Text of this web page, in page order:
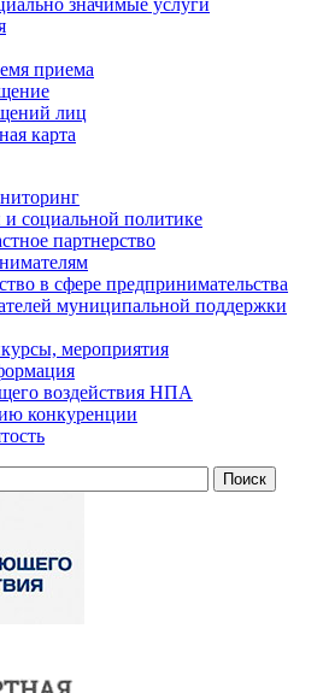
значимые услуги
приема
лиц
карта
социальной политике
партнерство
в сфере предпринимательства
муниципальной поддержки
мероприятия
воздействия НПА
конкуренции